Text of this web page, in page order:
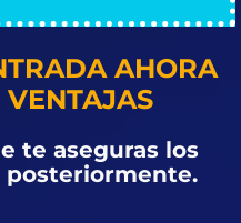
AHORA
te aseguras los
posteriormente.